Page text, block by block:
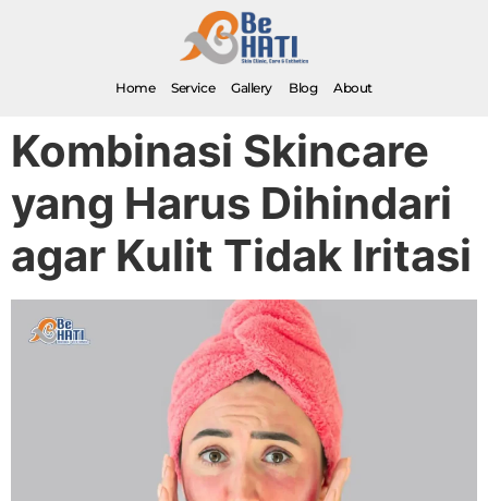
Home Service Gallery Blog About
Kombinasi Skincare
yang Harus Dihindari
agar Kulit Tidak Iritasi